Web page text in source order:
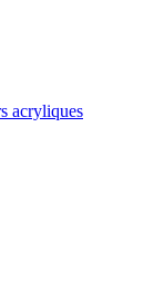
acryliques